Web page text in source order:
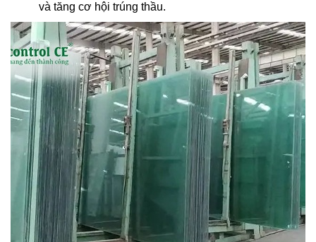
và tăng cơ hội trúng thầu.